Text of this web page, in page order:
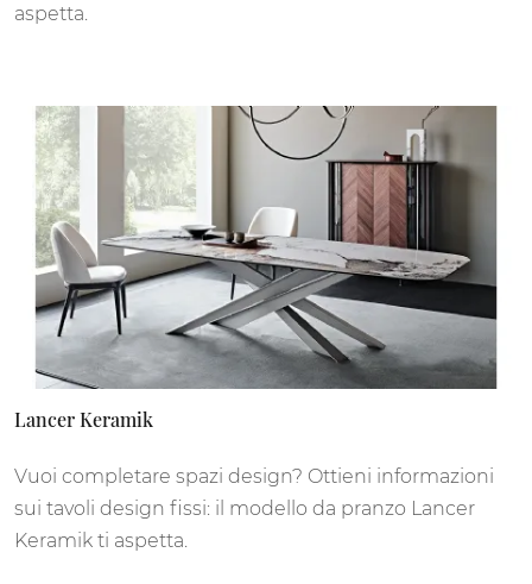
aspetta.
Lancer Keramik
Vuoi completare spazi design? Ottieni informazioni
sui tavoli design fissi: il modello da pranzo Lancer
Keramik ti aspetta.